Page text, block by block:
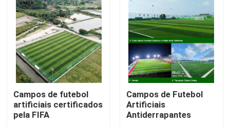
Para casa
Produtos
Campos de futebol
artificiais certificados
pela FIFA
Campos de Futebol
Artificiais
Antiderrapantes